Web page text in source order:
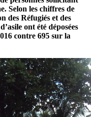
Selon les chiffres de
des Réfugiés et des
ont été déposées
contre 695 sur la